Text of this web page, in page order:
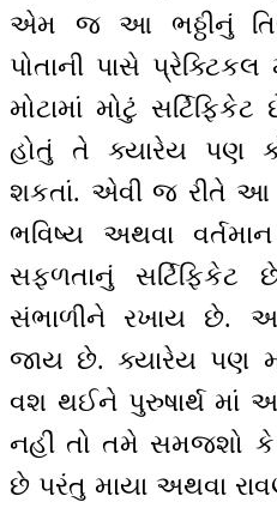
એમ જ આ ભઠ્ઠીનું
પોતાની પાસે
મોટામાં મોટું
હોતું તે ક્યારેય પણ
શકતાં. એવી જ રીતે આ
ભવિષ્ય અથવા
સફળતાનું સર્ટિફિકેટ
સંભાળીને રખાય છે.
જાય છે. ક્યારેય પણ
વશ થઈને પુરુષાર્થ માં
નહીં તો તમે સમજશો કે
છે પરંતુ માયા અથવા